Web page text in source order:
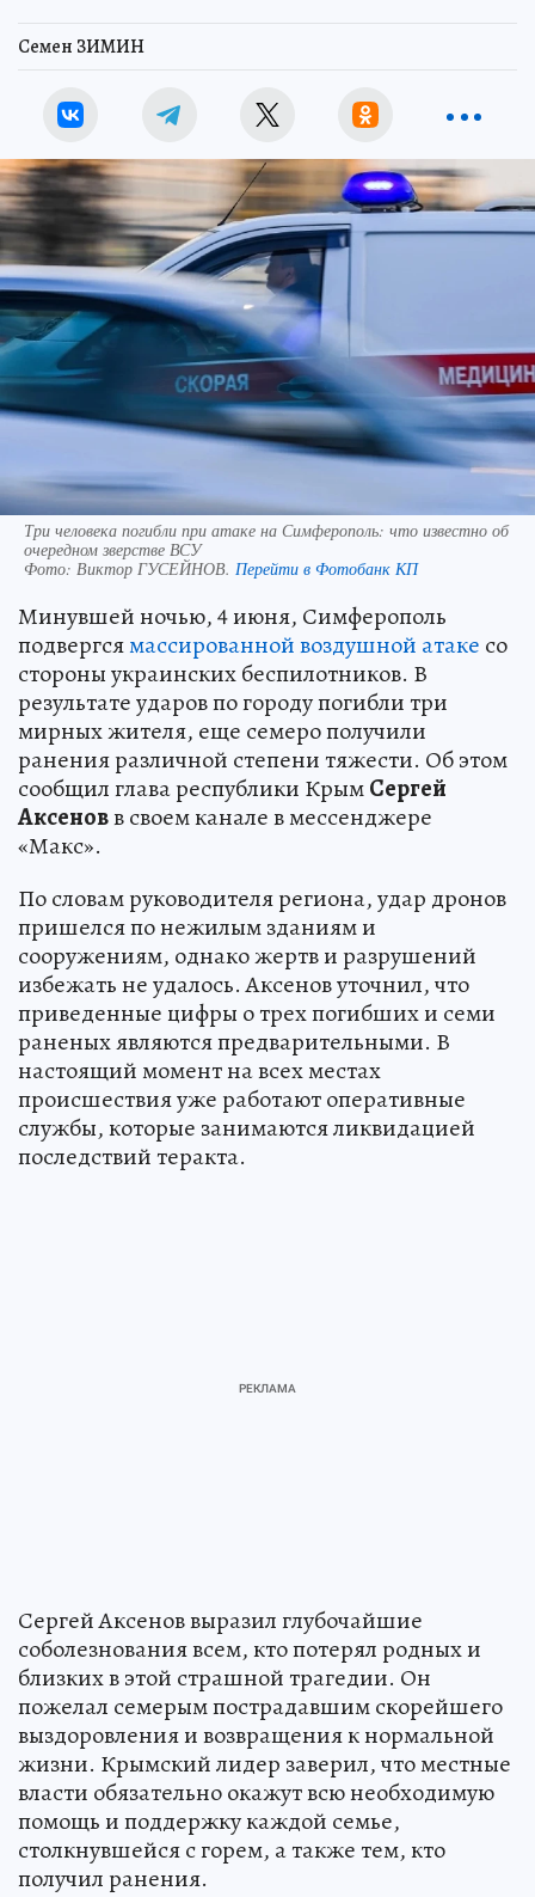
Семен ЗИМИН
Три человека погибли при атаке на Симферополь: что известно об
очередном зверстве ВСУ
Фото: Виктор ГУСЕЙНОВ. Перейти в Фотобанк КП
Минувшей ночью, 4 июня, Симферополь
подвергсямассированной воздушной атаке со
стороны украинских беспилотников. В
результате ударов по городу погибли три
мирных жителя, еще семеро получили
ранения различной степени тяжести. Об этом
сообщил глава республики КрымСергей
Аксеновв своем канале в мессенджере
«Макс».
По словам руководителя региона, удар дронов
пришелся по нежилым зданиям и
сооружениям, однако жертв и разрушений
избежать не удалось. Аксенов уточнил, что
приведенные цифры о трех погибших и семи
раненых являются предварительными. В
настоящий момент на всех местах
происшествия уже работают оперативные
службы, которые занимаются ликвидацией
последствий теракта.
Сергей Аксенов выразил глубочайшие
соболезнования всем, кто потерял родных и
близких в этой страшной трагедии. Он
пожелал семерым пострадавшим скорейшего
выздоровления и возвращения к нормальной
жизни. Крымский лидер заверил, что местные
власти обязательно окажут всю необходимую
помощь и поддержку каждой семье,
столкнувшейся с горем, а также тем, кто
получил ранения.